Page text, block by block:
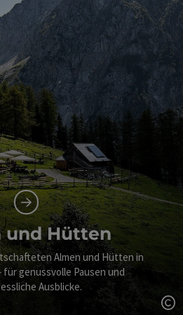
und Hütten
Almen und Hütten in
genussvolle Pausen und
Ausblicke.